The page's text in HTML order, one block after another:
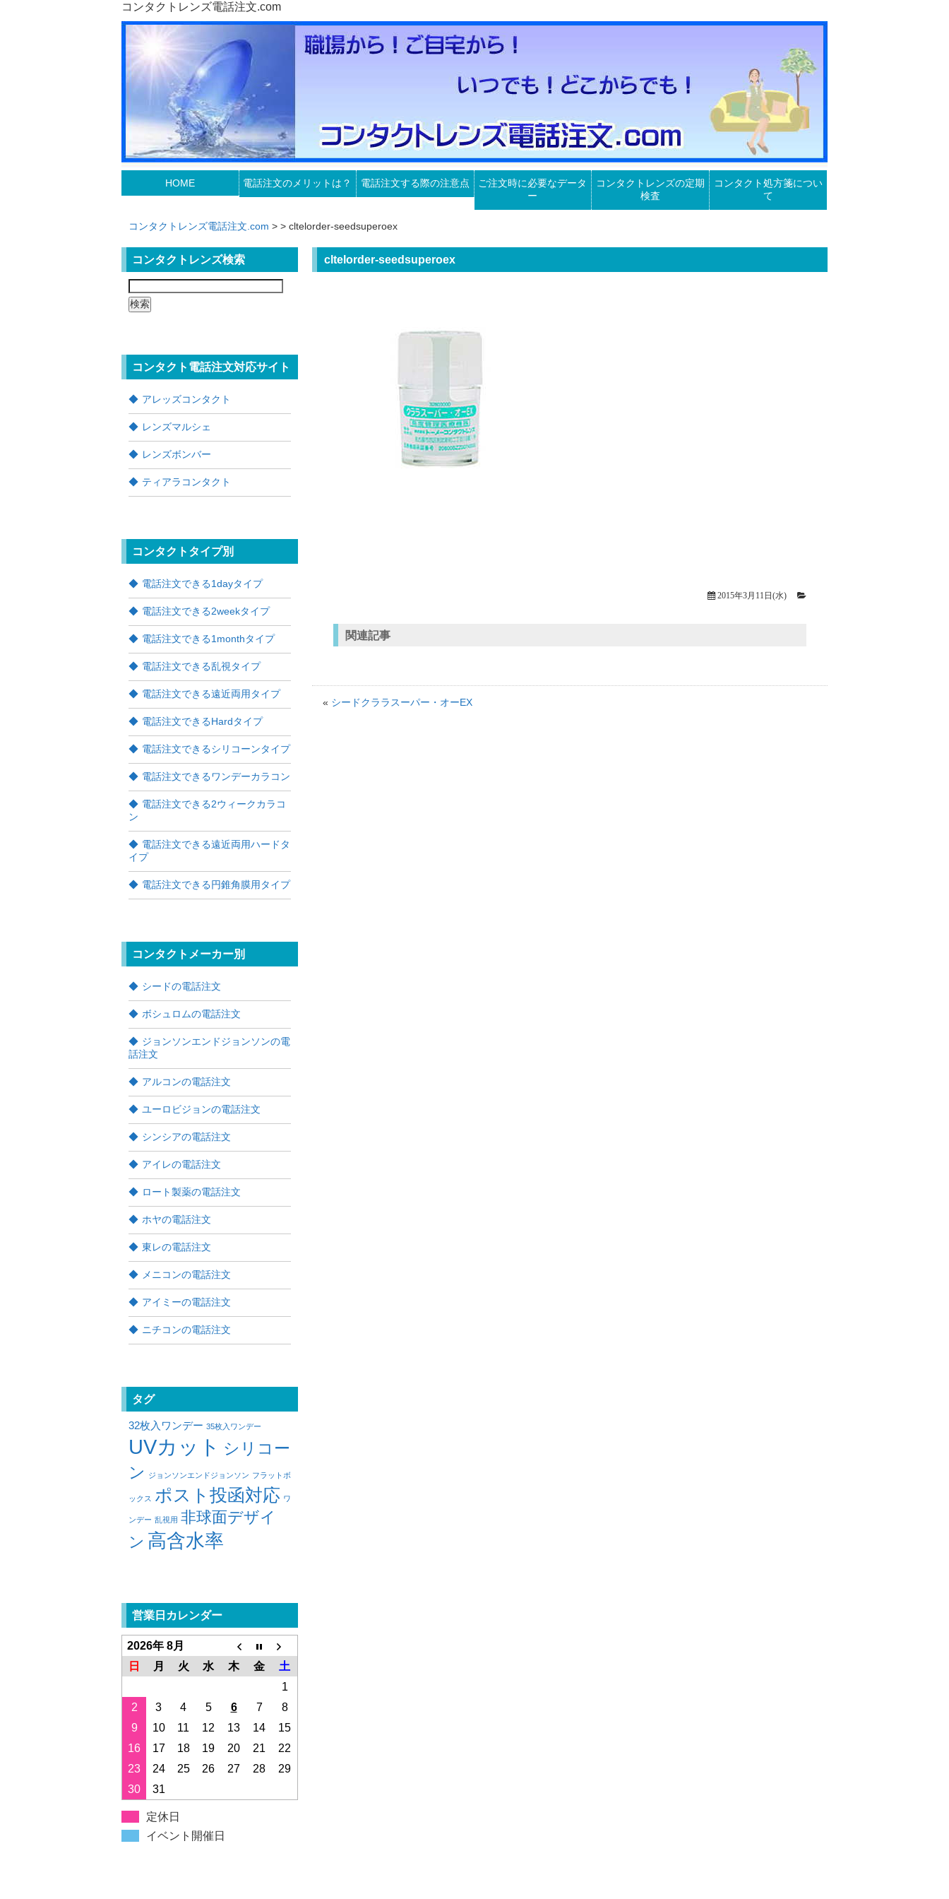
コンタクトレンズ電話注文.com
HOME 電話注文のメリットは？ 電話注文する際の注意点
ご注文時に必要なデータ
ー
コンタクトレンズの定期
検査
コンタクト処方箋につい
て
コンタクトレンズ電話注文.com > > cltelorder-seedsuperoex
cltelorder-seedsuperoex
2015年3月11日(水)
関連記事
« シードクララスーパー・オーEX
コンタクトレンズ検索
検
索:
コンタクト電話注文対応サイト
アレッズコンタクト
レンズマルシェ
レンズボンバー
ティアラコンタクト
コンタクトタイプ別
電話注文できる1dayタイプ
電話注文できる2weekタイプ
電話注文できる1monthタイプ
電話注文できる乱視タイプ
電話注文できる遠近両用タイプ
電話注文できるHardタイプ
電話注文できるシリコーンタイプ
電話注文できるワンデーカラコン
電話注文できる2ウィークカラコ
ン
電話注文できる遠近両用ハードタ
イプ
電話注文できる円錐角膜用タイプ
コンタクトメーカー別
シードの電話注文
ボシュロムの電話注文
ジョンソンエンドジョンソンの電
話注文
アルコンの電話注文
ユーロビジョンの電話注文
シンシアの電話注文
アイレの電話注文
ロート製薬の電話注文
ホヤの電話注文
東レの電話注文
メニコンの電話注文
アイミーの電話注文
ニチコンの電話注文
タグ
32枚入ワンデー 35枚入ワンデー
UVカット シリコー
ン
ジョンソンエンドジョンソン フラットボ
ックス ポスト投函対応 ワ
ンデー 乱視用 非球面デザイ
ン 高含水率
営業日カレンダー
2026年 8月
日
月 火 水 木 金
土
1
2
3 4 5 6 7
8
9
10 11 12 13 14
15
16
17 18 19 20 21
22
23
24 25 26 27 28
29
30
31
定休日
イベント開催日